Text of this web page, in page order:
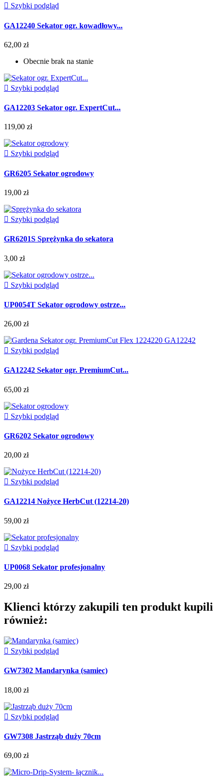
 Szybki podgląd
GA12240 Sekator ogr. kowadłowy...
62,00 zł
Obecnie brak na stanie
 Szybki podgląd
GA12203 Sekator ogr. ExpertCut...
119,00 zł
 Szybki podgląd
GR6205 Sekator ogrodowy
19,00 zł
 Szybki podgląd
GR6201S Sprężynka do sekatora
3,00 zł
 Szybki podgląd
UP0054T Sekator ogrodowy ostrze...
26,00 zł
 Szybki podgląd
GA12242 Sekator ogr. PremiumCut...
65,00 zł
 Szybki podgląd
GR6202 Sekator ogrodowy
20,00 zł
 Szybki podgląd
GA12214 Nożyce HerbCut (12214-20)
59,00 zł
 Szybki podgląd
UP0068 Sekator profesjonalny
29,00 zł
Klienci którzy zakupili ten produkt kupili
również:
 Szybki podgląd
GW7302 Mandarynka (samiec)
18,00 zł
 Szybki podgląd
GW7308 Jastrząb duży 70cm
69,00 zł